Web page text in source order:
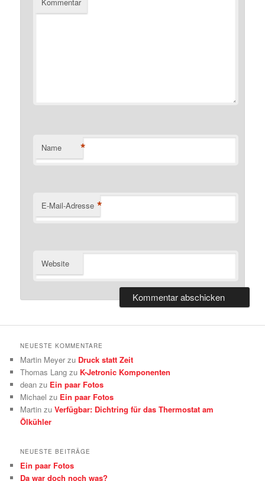
Name *
E-Mail-Adresse *
Website
NEUESTE KOMMENTARE
Martin Meyer zu Druck statt Zeit
Thomas Lang zu K-Jetronic Komponenten
dean zu Ein paar Fotos
Michael zu Ein paar Fotos
Martin zuVerfügbar: Dichtring für das Thermostat am
Ölkühler
NEUESTE BEITRÄGE
Ein paar Fotos
Da war doch noch was?